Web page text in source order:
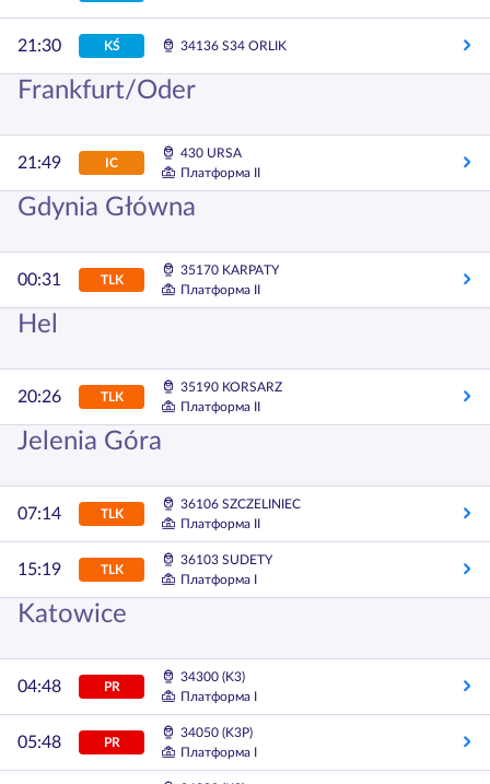
21:30 KŚ 34136 S34 ORLIK
Frankfurt/Oder
21:49 IC
430 URSA
Платформа II
Gdynia Główna
00:31 TLK
35170 KARPATY
Платформа II
Hel
20:26 TLK
35190 KORSARZ
Платформа II
Jelenia Góra
07:14 TLK
36106 SZCZELINIEC
Платформа II
15:19 TLK
36103 SUDETY
Платформа I
Katowice
04:48 PR
34300 (K3)
Платформа I
05:48 PR
34050 (K3P)
Платформа I